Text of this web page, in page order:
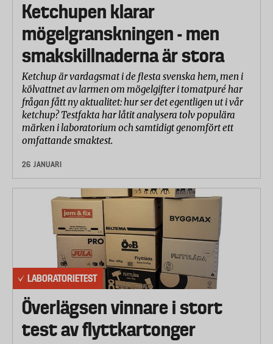
Ketchupen klarar
mögelgranskningen - men
smakskillnaderna är stora
Ketchup är vardagsmat i de flesta svenska hem, men i
kölvattnet av larmen om mögelgifter i tomatpuré har
frågan fått ny aktualitet: hur ser det egentligen ut i vår
ketchup? Testfakta har låtit analysera tolv populära
märken i laboratorium och samtidigt genomfört ett
omfattande smaktest.
26 JANUARI
LABORATORIETEST
Överlägsen vinnare i stort
test av flyttkartonger